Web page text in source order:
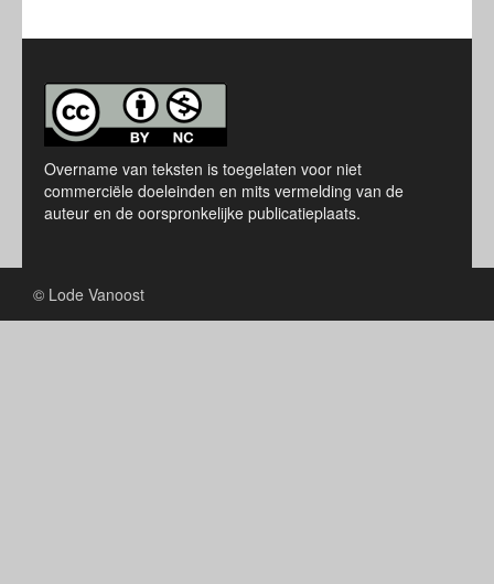
Overname van teksten is toegelaten voor niet
commerciële doeleinden en mits vermelding van de
auteur en de oorspronkelijke publicatieplaats.
© Lode Vanoost